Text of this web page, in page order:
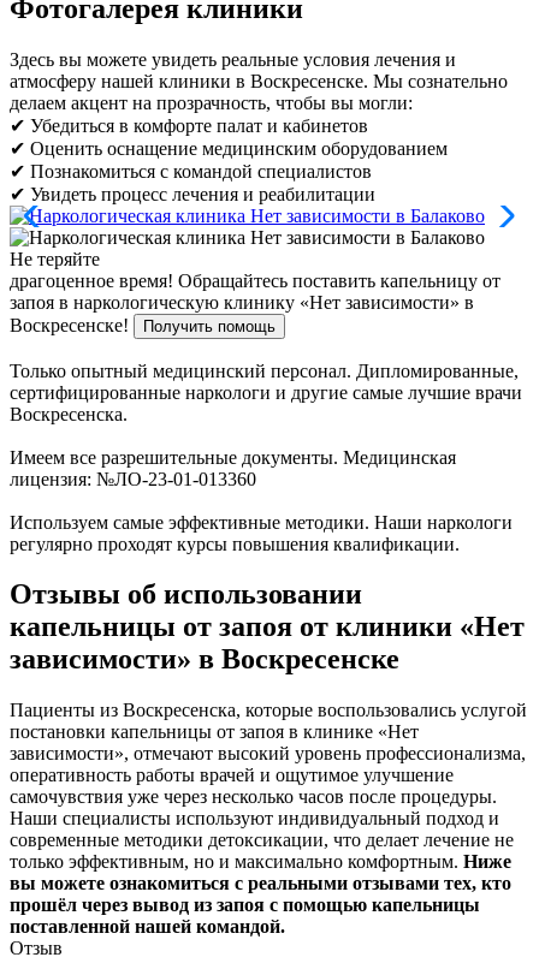
Фотогалерея клиники
Здесь вы можете увидеть реальные условия лечения и
атмосферу нашей клиники в Воскресенске. Мы сознательно
делаем акцент на прозрачность, чтобы вы могли:
✔ Убедиться в комфорте палат и кабинетов
✔ Оценить оснащение медицинским оборудованием
✔ Познакомиться с командой специалистов
✔ Увидеть процесс лечения и реабилитации
Не теряйте
драгоценное время! Обращайтесь поставить капельницу от
запоя в наркологическую клинику «Нет зависимости» в
Воскресенске!
Получить помощь
Только опытный медицинский персонал. Дипломированные,
сертифицированные наркологи и другие самые лучшие врачи
Воскресенска.
Имеем все разрешительные документы. Медицинская
лицензия: №ЛО-23-01-013360
Используем самые эффективные методики. Наши наркологи
регулярно проходят курсы повышения квалификации.
Отзывы об использовании
капельницы от запоя от клиники «Нет
зависимости» в Воскресенске
Пациенты из Воскресенска, которые воспользовались услугой
постановки капельницы от запоя в клинике «Нет
зависимости», отмечают высокий уровень профессионализма,
оперативность работы врачей и ощутимое улучшение
самочувствия уже через несколько часов после процедуры.
Наши специалисты используют индивидуальный подход и
современные методики детоксикации, что делает лечение не
только эффективным, но и максимально комфортным. Ниже
вы можете ознакомиться с реальными отзывами тех, кто
прошёл через вывод из запоя с помощью капельницы
поставленной нашей командой.
Отзыв